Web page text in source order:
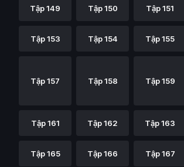
Tập 149 Tập 150 Tập 151
Tập 153 Tập 154 Tập 155
Tập 157 Tập 158 Tập 159
Tập 161 Tập 162 Tập 163
Tập 165 Tập 166 Tập 167